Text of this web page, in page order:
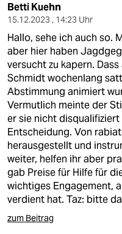
sport
berlin
nord
wahrheit
verlag
verlag
veranstaltungen
shop
fragen & hilfe
Betti Kuehn
15.12.2023 , 14:23 Uhr
Hallo, sehe ich auch so.
aber hier haben
versucht zu kapern.
Schmidt wochenlang
Abstimmung animiert
Vermutlich meinte der
er sie nicht
Entscheidung. Von
herausgestellt und
weiter, helfen ihr aber
gab Preise für Hilfe für
wichtiges Engagement,
verdient hat. Taz: bitte
zum Beitrag